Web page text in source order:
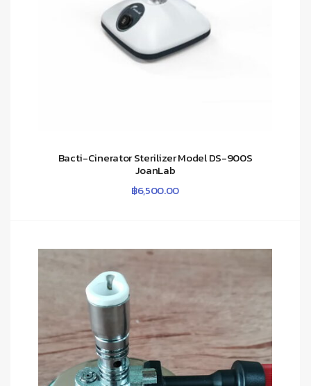
Bacti-Cinerator Sterilizer Model DS-900S
JoanLab
฿6,500.00